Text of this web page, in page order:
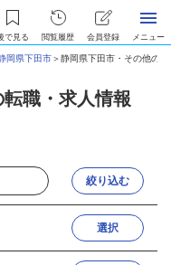
で見る 閲覧履歴 会員登録 メニュー
岡県下田市＞静岡県下田市・その他の
職・求人情報
絞り込む
選択